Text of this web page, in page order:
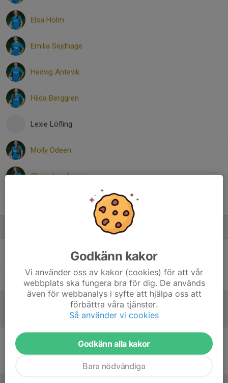
Elsa Holm
Emilia Sejdhage
Hedvig Antevik
Hilda Berggren
Lexie Löfling
Molly Odeen
Olivia Josefsson
Marica RastiusTränare
Peter AntevikTränare
Inget referat skrivet
Godkänn kakor
Vi använder oss av kakor (cookies) för att vår
webbplats ska fungera bra för dig. De används
även för webbanalys i syfte att hjälpa oss att
förbättra våra tjänster.
Så använder vi cookies
Godkänn alla kakor
Bara nödvändiga